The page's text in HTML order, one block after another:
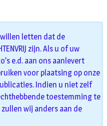
willen letten dat de
zijn. Als u of uw
e.d. aan ons aanlevert
voor plaatsing op onze
Indien u niet zelf
toestemming te
wij anders aan de